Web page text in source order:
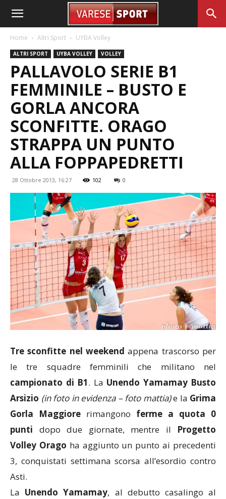
Home Altri Sport UYBA Volley
ALTRI SPORT UYBA VOLLEY VOLLEY
PALLAVOLO SERIE B1
FEMMINILE – BUSTO E
GORLA ANCORA
SCONFITTE. ORAGO
STRAPPA UN PUNTO
ALLA FOPPAPEDRETTI
28 Ottobre 2013, 16:27 102 0
Tre sconfitte nel weekend appena trascorso per
le tre squadre femminili che militano nel
campionato di B1. La Unendo Yamamay Busto
Arsizio (in foto in evidenza – foto mattia)e la Grima
Gorla Maggiore rimangono ferme a quota 0
punti dopo due giornate, mentre il Progetto
Volley Orago ha aggiunto un punto ai precedenti
3, conquistati settimana scorsa all’esordio contro
Asti.
La Unendo Yamamay, al debutto casalingo al